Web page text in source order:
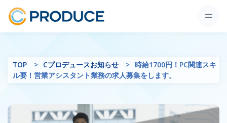
TOP Cプロデュースお知らせ
時給1700円！PC関連スキ
ル要！営業アシスタント業務の求人募集をします。